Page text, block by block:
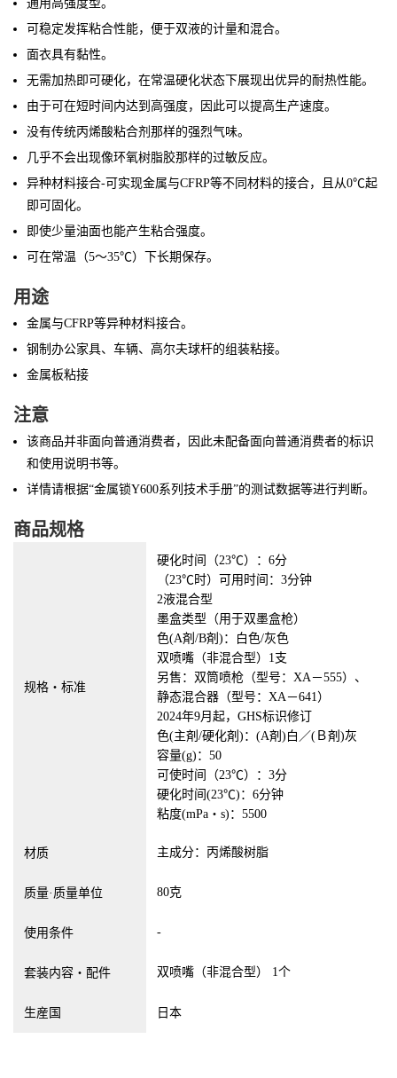
通用高强度型。
可稳定发挥粘合性能，便于双液的计量和混合。
面衣具有黏性。
无需加热即可硬化，在常温硬化状态下展现出优异的耐热性能。
由于可在短时间内达到高强度，因此可以提高生产速度。
没有传统丙烯酸粘合剂那样的强烈气味。
几乎不会出现像环氧树脂胶那样的过敏反应。
异种材料接合-可实现金属与CFRP等不同材料的接合，且从0℃起
即可固化。
即使少量油面也能产生粘合强度。
可在常温（5～35℃）下长期保存。
用途
金属与CFRP等异种材料接合。
钢制办公家具、车辆、高尔夫球杆的组装粘接。
金属板粘接
注意
该商品并非面向普通消费者，因此未配备面向普通消费者的标识
和使用说明书等。
详情请根据“金属锁Y600系列技术手册”的测试数据等进行判断。
商品规格
规格・标准
硬化时间（23℃）：6分
（23℃时）可用时间：3分钟
2液混合型
墨盒类型（用于双墨盒枪）
色(A剤/B剤)：白色/灰色
双喷嘴（非混合型）1支
另售：双筒喷枪（型号：XA－555）、
静态混合器（型号：XA－641）
2024年9月起，GHS标识修订
色(主剤/硬化剤)：(A剤)白／(Ｂ剤)灰
容量(g)：50
可使时间（23℃）：3分
硬化时间(23℃)：6分钟
粘度(mPa・s)：5500
材质 主成分：丙烯酸树脂
质量·质量单位 80克
使用条件 -
套装内容・配件 双喷嘴（非混合型） 1个
生産国 日本